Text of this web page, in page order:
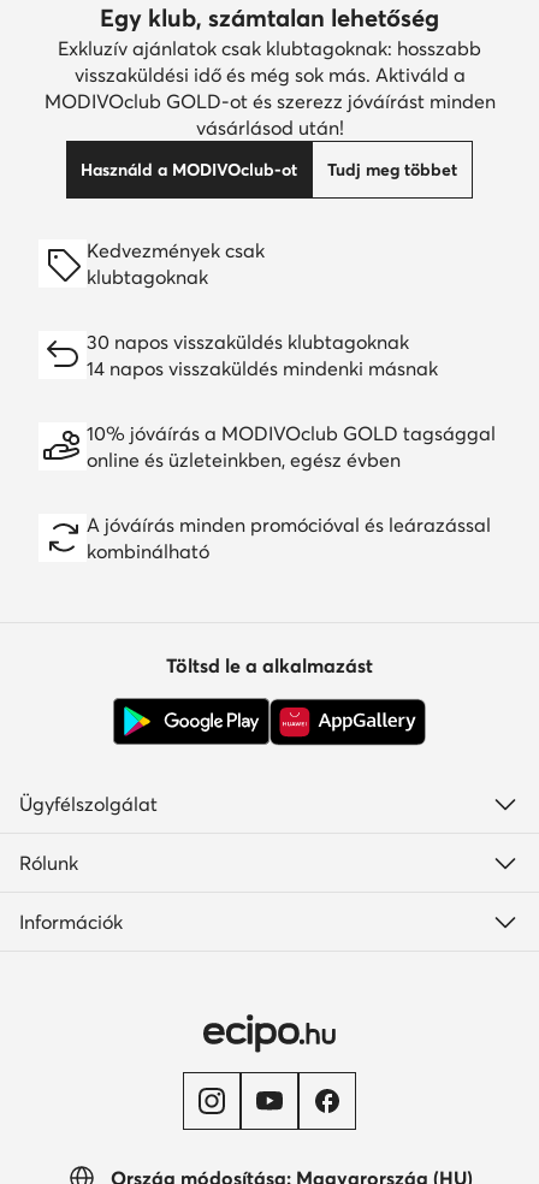
Egy klub, számtalan lehetőség
Exkluzív ajánlatok csak klubtagoknak: hosszabb
visszaküldési idő és még sok más. Aktiváld a
MODIVOclub GOLD-ot és szerezz jóváírást minden
vásárlásod után!
Használd a MODIVOclub-ot Tudj meg többet
Kedvezmények csak
klubtagoknak
30 napos visszaküldés klubtagoknak
14 napos visszaküldés mindenki másnak
10% jóváírás a MODIVOclub GOLD tagsággal
online és üzleteinkben, egész évben
A jóváírás minden promócióval és leárazással
kombinálható
Ország módosítása: Magyarország (HU)
Töltsd le a alkalmazást
Ügyfélszolgálat
Rólunk
Információk